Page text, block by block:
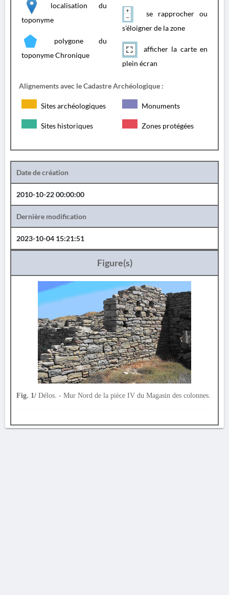
localisation du
toponyme
polygone du
toponyme Chronique
se rapprocher ou
s'éloigner de la zone
afficher la carte en
plein écran
Alignements avec le Cadastre Archéologique :
Sites archéologiques Monuments
Sites historiques Zones protégées
Date de création
2010-10-22 00:00:00
Dernière modification
2023-10-04 15:21:51
Figure(s)
Fig. 1/ Délos. - Mur Nord de la pièce IV du Magasin des colonnes.